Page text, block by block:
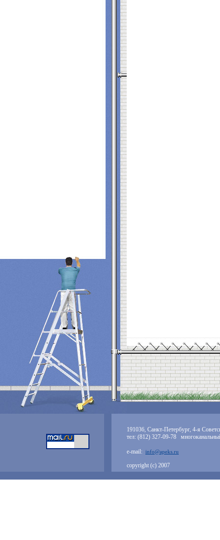
191036, Санкт-Петербург, 4-я
тел: (812) 327-09-78
e-mail: info@apeks.ru
copyright (с) 2007